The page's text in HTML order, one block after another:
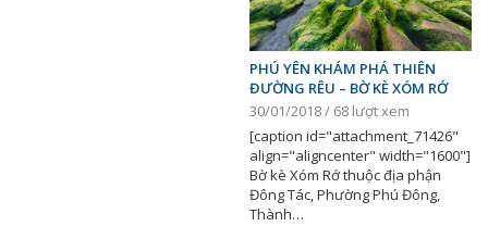
PHÚ YÊN KHÁM PHÁ THIÊN
ĐƯỜNG RÊU – BỜ KÈ XÓM RỚ
30/01/2018 / 68 lượt xem
[caption id="attachment_71426"
align="aligncenter" width="1600"]
Bờ kè Xóm Rớ thuộc địa phận
Đông Tác, Phường Phú Đông,
Thành…